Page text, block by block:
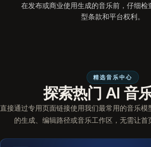
在发布或商业使用生成的音乐前，仔细检
型条款和平台权利。
精选音乐中心
探索热门 AI 音
直接通过专用页面链接使用我们最常用的音乐
的生成、编辑路径或音乐工作区，无需让首